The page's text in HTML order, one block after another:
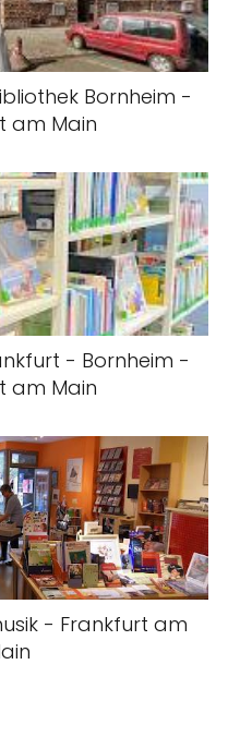
Bornheim -
am Main
- Bornheim -
am Main
- Frankfurt am